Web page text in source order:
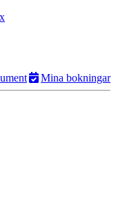
Mina bokningar